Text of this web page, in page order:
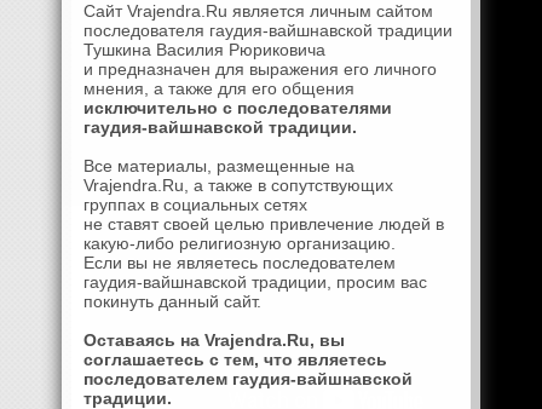
Сайт Vrajendra.Ru является личным сайтом
последователя гаудия-вайшнавской традиции
Тушкина Василия Рюриковича
и предназначен для выражения его личного
мнения, а также для его общения
исключительно с последователями
гаудия-вайшнавской традиции.
Все материалы, размещенные на
Vrajendra.Ru, а также в сопутствующих
группах в социальных сетях
не ставят своей целью привлечение людей в
какую-либо религиозную организацию.
Если вы не являетесь последователем
гаудия-вайшнавской традиции, просим вас
покинуть данный сайт.
Оставаясь на Vrajendra.Ru, вы
соглашаетесь с тем, что являетесь
последователем гаудия-вайшнавской
традиции.